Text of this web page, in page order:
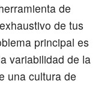
de
de tus
principal es
variabilidad de la
una cultura de